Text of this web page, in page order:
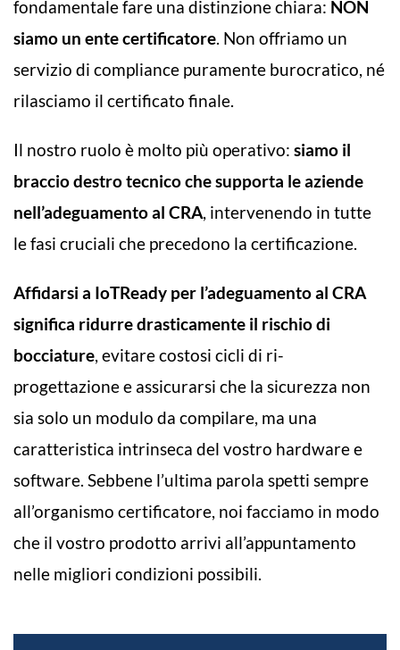
fondamentale fare una distinzione chiara: NON
siamo un ente certificatore. Non offriamo un
servizio di compliance puramente burocratico, né
rilasciamo il certificato finale.
Il nostro ruolo è molto più operativo: siamo il
braccio destro tecnico che supporta le aziende
nell’adeguamento al CRA, intervenendo in tutte
le fasi cruciali che precedono la certificazione.
Affidarsi a IoTReady per l’adeguamento al CRA
significa ridurre drasticamente il rischio di
bocciature, evitare costosi cicli di ri-
progettazione e assicurarsi che la sicurezza non
sia solo un modulo da compilare, ma una
caratteristica intrinseca del vostro hardware e
software. Sebbene l’ultima parola spetti sempre
all’organismo certificatore, noi facciamo in modo
che il vostro prodotto arrivi all’appuntamento
nelle migliori condizioni possibili.